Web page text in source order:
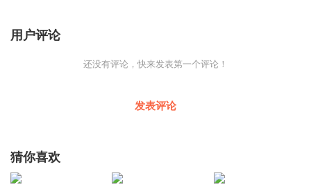
用户评论
还没有评论，快来发表第一个评论！
发表评论
猜你喜欢